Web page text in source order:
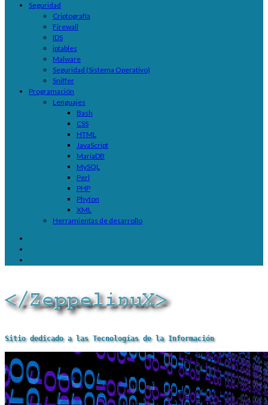
Seguridad
Criptografía
Firewall
IDS
iptables
Malware
Seguridad (Sistema Operativo)
Sniffer
Programación
Lenguajes
Bash
CSS
HTML
JavaScript
MariaDB
MySQL
Perl
PHP
Phyton
XML
Herramientas de desarrollo
Sitio dedicado a las Tecnologías de la Información